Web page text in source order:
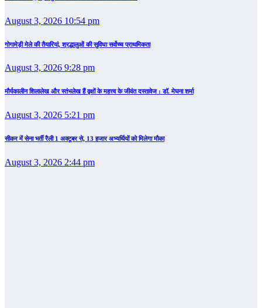
August 3, 2026 10:54 pm
गोगामेड़ी मेले की तैयारियां, श्रद्धालुओं की सुविधा सर्वोच्च प्राथमिकता
August 3, 2026 9:28 pm
मौर्यकालीन शिलालेख और स्तंभलेख हैं वृक्षों के महत्त्व के जीवंत दस्तावेज : डॉ. मेघना शर्मा
August 3, 2026 5:21 pm
सीकर में सेना भर्ती रैली 1 अक्टूबर से, 13 हजार अभ्यर्थियों को मिलेगा मौका
August 3, 2026 2:44 pm